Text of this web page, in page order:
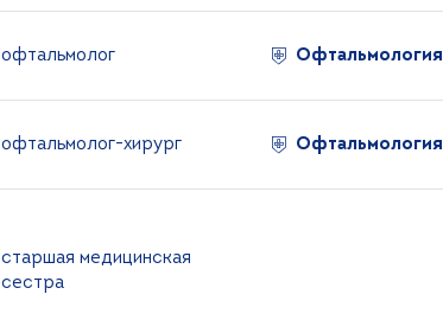
офтальмолог Офтальмология
офтальмолог-хирург Офтальмология
старшая медицинская
сестра